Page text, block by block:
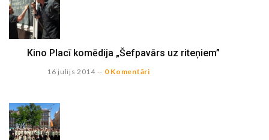
Kino Placī komēdija „Šefpavārs uz riteņiem”
16 julijs 2014-- 0 Komentāri